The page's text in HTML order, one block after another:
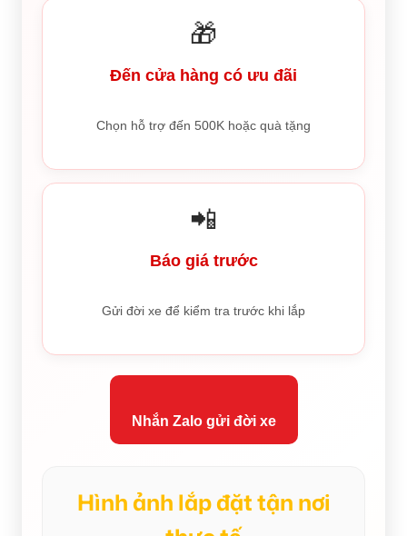
🎁
Đến cửa hàng có ưu đãi
Chọn hỗ trợ đến 500K hoặc quà tặng
📲
Báo giá trước
Gửi đời xe để kiểm tra trước khi lắp
Nhắn Zalo gửi đời xe
Hình ảnh lắp đặt tận nơi